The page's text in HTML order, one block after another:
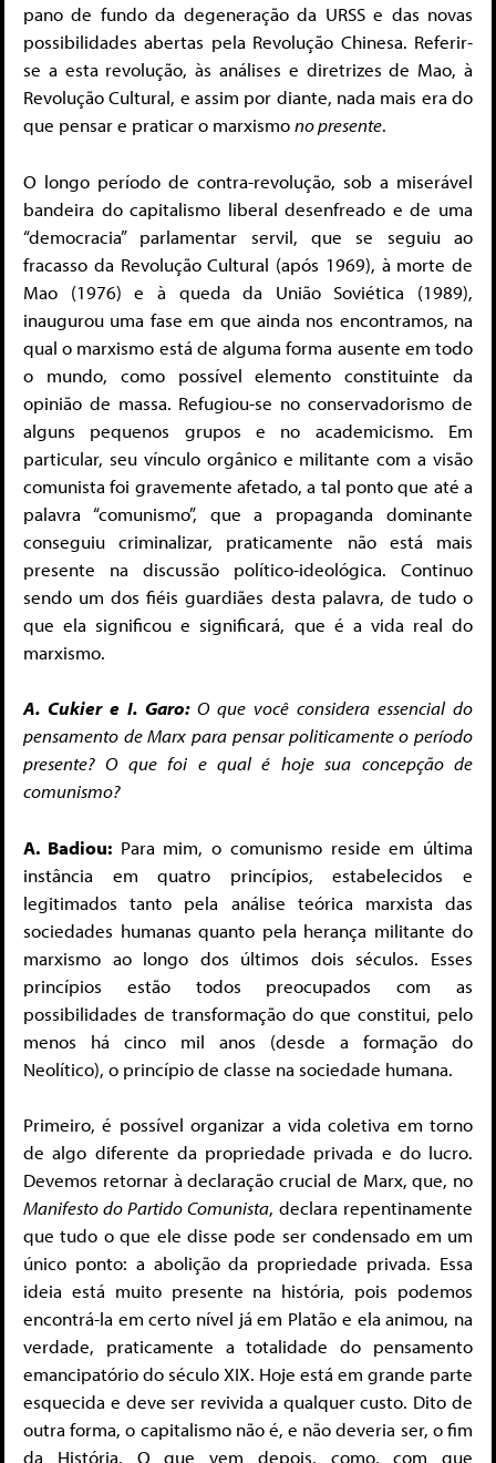
pano de fundo da degeneração da URSS e das novas
possibilidades abertas pela Revolução Chinesa. Referir-
se a esta revolução, às análises e diretrizes de Mao, à
Revolução Cultural, e assim por diante, nada mais era do
que pensar e praticar o marxismono presente.
O longo período de contra-revolução, sob a miserável
bandeira do capitalismo liberal desenfreado e de uma
“democracia” parlamentar servil, que se seguiu ao
fracasso da Revolução Cultural (após 1969), à morte de
Mao (1976) e à queda da União Soviética (1989),
inaugurou uma fase em que ainda nos encontramos, na
qual o marxismo está de alguma forma ausente em todo
o mundo, como possível elemento constituinte da
opinião de massa. Refugiou-se no conservadorismo de
alguns pequenos grupos e no academicismo. Em
particular, seu vínculo orgânico e militante com a visão
comunista foi gravemente afetado, a tal ponto que até a
palavra “comunismo”, que a propaganda dominante
conseguiu criminalizar, praticamente não está mais
presente na discussão político-ideológica. Continuo
sendo um dos fiéis guardiães desta palavra, de tudo o
que ela significou e significará, que é a vida real do
marxismo.
A. Cukier e I. Garo: O que você considera essencial do
pensamento de Marx para pensar politicamente o período
presente? O que foi e qual é hoje sua concepção de
comunismo?
A. Badiou:Para mim, o comunismo reside em última
instância em quatro princípios, estabelecidos e
legitimados tanto pela análise teórica marxista das
sociedades humanas quanto pela herança militante do
marxismo ao longo dos últimos dois séculos. Esses
princípios estão todos preocupados com as
possibilidades de transformação do que constitui, pelo
menos há cinco mil anos (desde a formação do
Neolítico), o princípio de classe na sociedade humana.
Primeiro, é possível organizar a vida coletiva em torno
de algo diferente da propriedade privada e do lucro.
Devemos retornar à declaração crucial de Marx, que, no
Manifesto do Partido Comunista, declara repentinamente
que tudo o que ele disse pode ser condensado em um
único ponto: a abolição da propriedade privada. Essa
ideia está muito presente na história, pois podemos
encontrá-la em certo nível já em Platão e ela animou, na
verdade, praticamente a totalidade do pensamento
emancipatório do século XIX. Hoje está em grande parte
esquecida e deve ser revivida a qualquer custo. Dito de
outra forma, o capitalismo não é, e não deveria ser, o fim
da História. O que vem depois, como, com que